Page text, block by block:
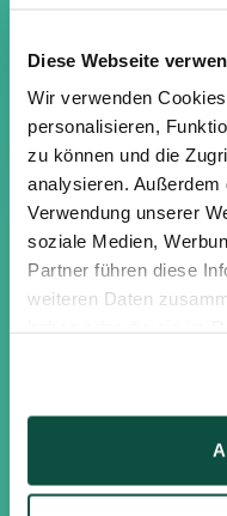
Diese Webseite
Wir verwenden
personalisieren,
zu können und die
analysieren.
Verwendung unserer
soziale Medien,
Partner führen diese
weiteren Daten
Contact us
Feel free to contact us
information below or
the right.
Berlin
Frankfurt
München
Zürich